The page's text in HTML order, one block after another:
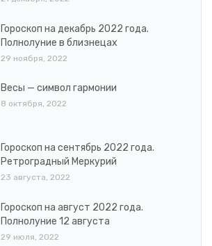
Гороскоп на декабрь 2022 года.
Полнолуние в близнецах
29 ноября, 2022
Весы — символ гармонии
8 октября, 2022
Гороскоп на сентябрь 2022 года.
Ретроградный Меркурий
23 августа, 2022
Гороскоп на август 2022 года.
Полнолуние 12 августа
29 июля, 2022